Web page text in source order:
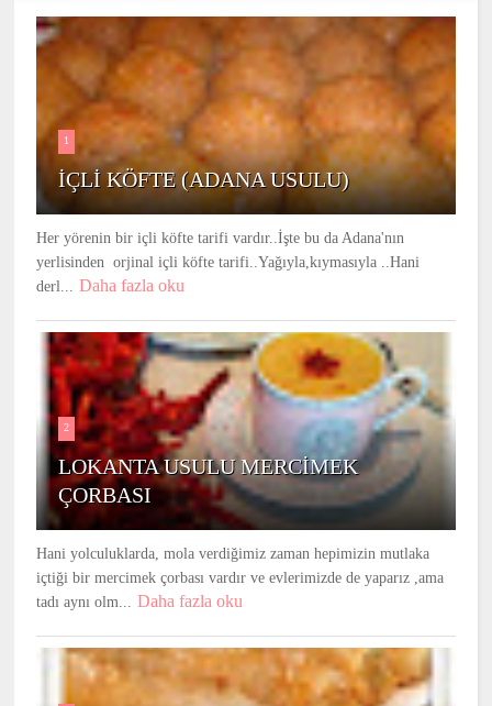
1
İÇLİ KÖFTE (ADANA USULU)
Her yörenin bir içli köfte tarifi vardır..İşte bu da Adana'nın
yerlisinden orjinal içli köfte tarifi..Yağıyla,kıymasıyla ..Hani
derl...
Daha fazla oku
2
LOKANTA USULU MERCİMEK
ÇORBASI
Hani yolculuklarda, mola verdiğimiz zaman hepimizin mutlaka
içtiği bir mercimek çorbası vardır ve evlerimizde de yaparız ,ama
tadı aynı olm...
Daha fazla oku